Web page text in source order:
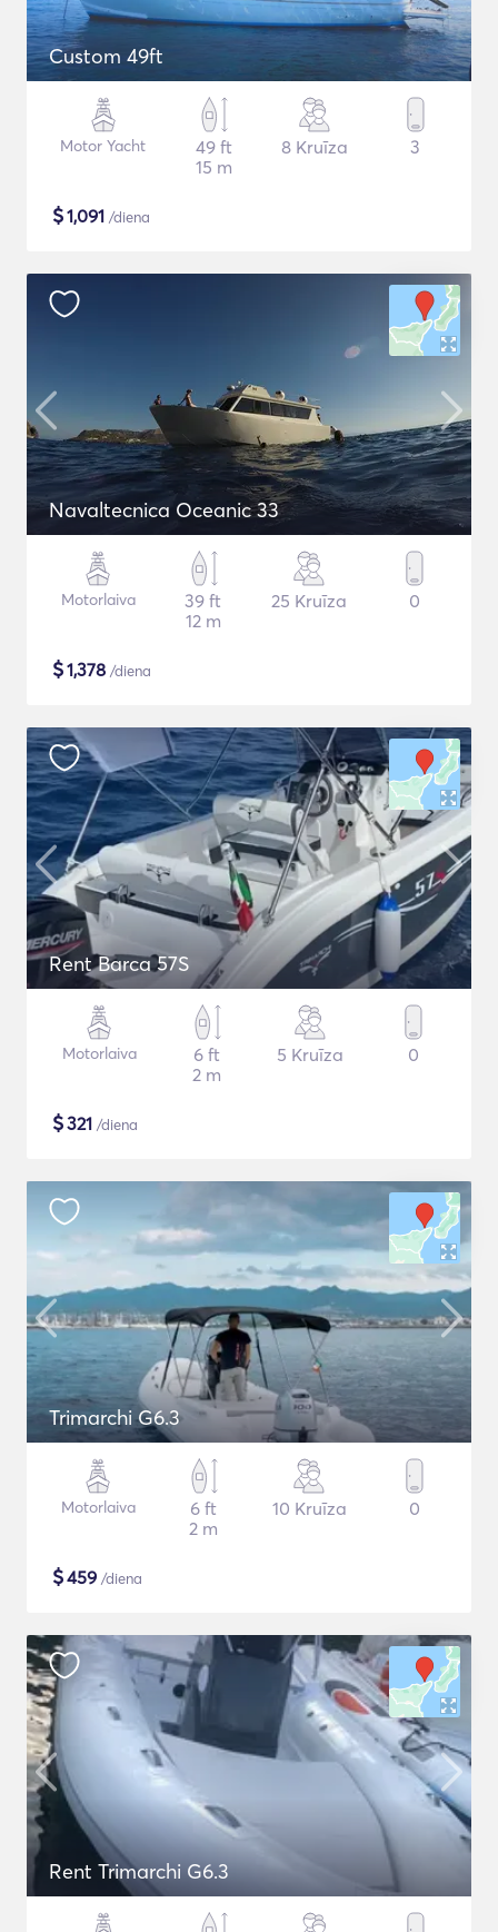
Custom 49ft
Motor Yacht
49 ft
15 m
8 Kruīza 3
$1,091 /diena
Navaltecnica Oceanic 33
Motorlaiva
39 ft
12 m
25 Kruīza 0
$1,378 /diena
Rent Barca 57S
Motorlaiva
6 ft
2 m
5 Kruīza 0
$321 /diena
Trimarchi G6.3
Motorlaiva
6 ft
2 m
10 Kruīza 0
$459 /diena
Rent Trimarchi G6.3